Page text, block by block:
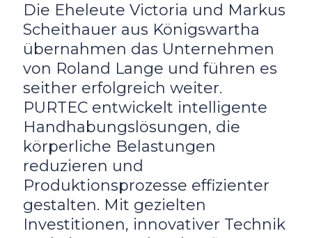
Die Eheleute Victoria und Markus
Scheithauer aus Königswartha
übernahmen das Unternehmen
von Roland Lange und führen es
seither erfolgreich weiter.
PURTEC entwickelt intelligente
Handhabungslösungen, die
körperliche Belastungen
reduzieren und
Produktionsprozesse effizienter
gestalten. Mit gezielten
Investitionen, innovativer Technik